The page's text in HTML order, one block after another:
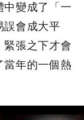
中變成了「一
誤會成大平
緊張之下才會
當年的一個熱